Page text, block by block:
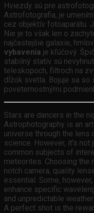
Hviezdy sú pre
Astrofotografia, je
cez objektív fotoaparátu.
Nie je to však len o
najčastejšie galaxie,
vybavenia je kľúčový.
stabilný statív sú
teleskopoch, filtroch na
dĺžok svetla. Bojuje sa so
poveternostnými
Stars are dancers in the
Astrophotography is an
universe through the lens
science. However, it’s
common subjects of
meteorites. Choosing the
notch camera, quality
essential. Some,
enhance specific
and unpredictable
A perfect shot is the